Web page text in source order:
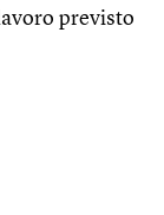
previsto